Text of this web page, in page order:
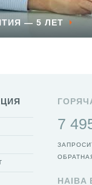
— 5 ЛЕТ
7